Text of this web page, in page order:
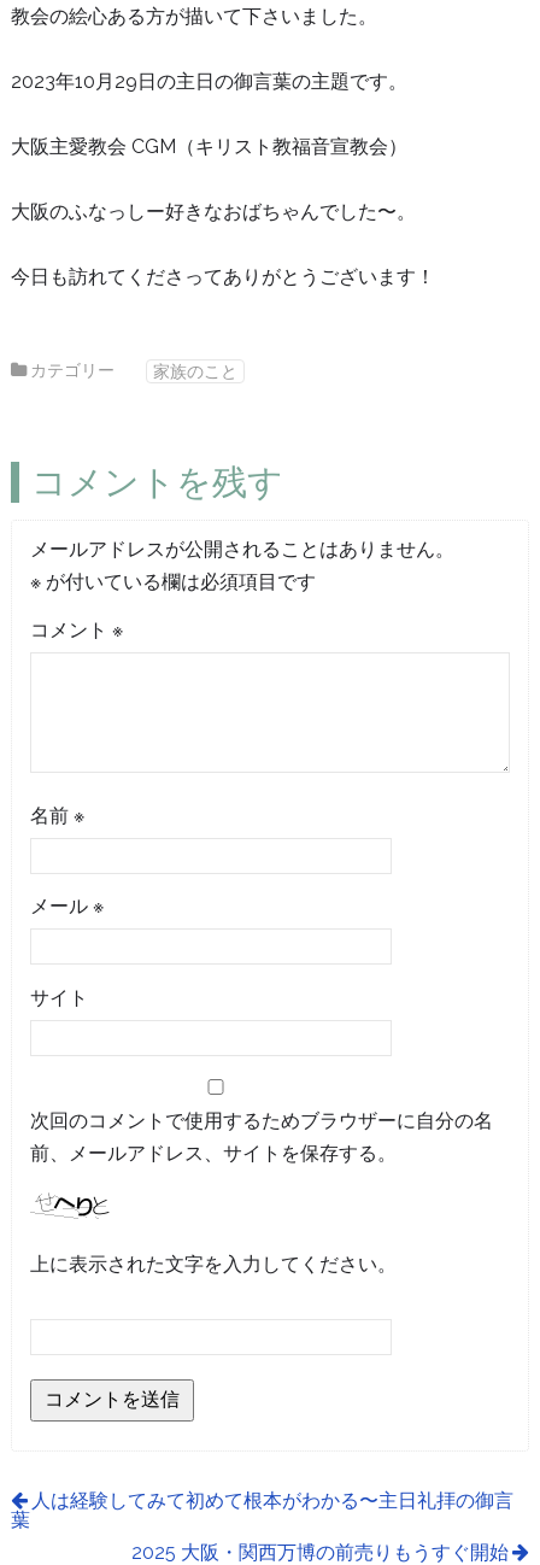
教会の絵心ある方が描いて下さいました。
2023年10月29日の主日の御言葉の主題です。
大阪主愛教会 CGM（キリスト教福音宣教会）
大阪のふなっしー好きなおばちゃんでした〜。
今日も訪れてくださってありがとうございます！
カテゴリー 家族のこと
コメントを残す
メールアドレスが公開されることはありません。
※が付いている欄は必須項目です
コメント ※
名前 ※
メール ※
サイト
次回のコメントで使用するためブラウザーに自分の名
前、メールアドレス、サイトを保存する。
上に表示された文字を入力してください。
人は経験してみて初めて根本がわかる〜主日礼拝の御言
葉
2025 大阪・関西万博の前売りもうすぐ開始